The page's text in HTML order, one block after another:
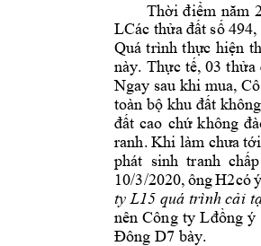
Thời điểm năm
LCác thửa đất số 494,
Quá trình thực hiện
này. Thực tế, 03 thửa
Ngay sau khi mua,
toàn bộ khu đất
đất cao chứ không
ranh. Khi làm chưa
phát  sinh  tranh
10/3/2020, ông H2có
ty L15 quá trình cải
nên Công ty Lđồng ý
Đông D7 bày.